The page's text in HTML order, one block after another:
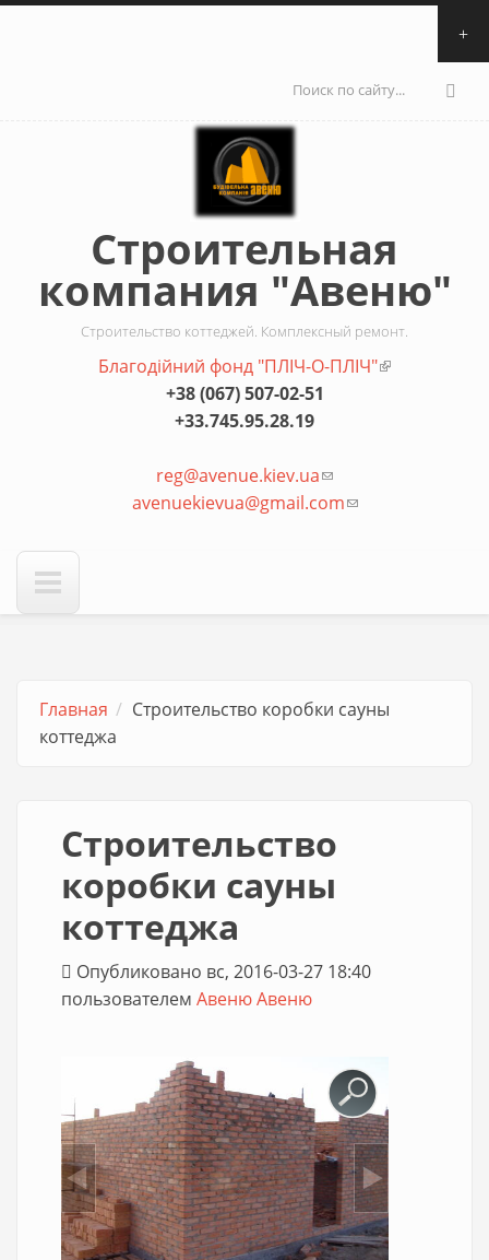
Перейти к основному содержанию
поиска
Строительная
компания "Авеню"
Строительство коттеджей. Комплексный ремонт.
Благодiйний фонд "ПЛIЧ-О-ПЛIЧ"
+38 (067) 507-02-51
+33.745.95.28.19
reg@avenue.kiev.ua
отправки email)
avenuekievua@gmail.com
Главная
Строительство коробки сауны
коттеджа
Строительство
коробки сауны
коттеджа
Опубликовано вс, 2016-03-27 18:40
пользователем Авеню Авеню